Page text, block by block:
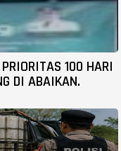
100 HARI
DI ABAIKAN.